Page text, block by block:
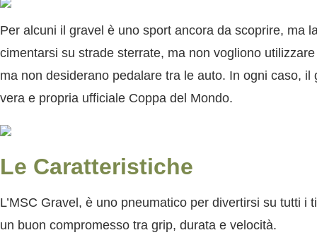
Per alcuni il gravel è uno sport ancora da scoprire, ma
cimentarsi su strade sterrate, ma non vogliono
ma non desiderano pedalare tra le auto. In ogni caso,
vera e propria ufficiale Coppa del Mondo.
Le Caratteristiche
L’MSC Gravel, è uno pneumatico per divertirsi su tutti i
un buon compromesso tra grip, durata e velocità.